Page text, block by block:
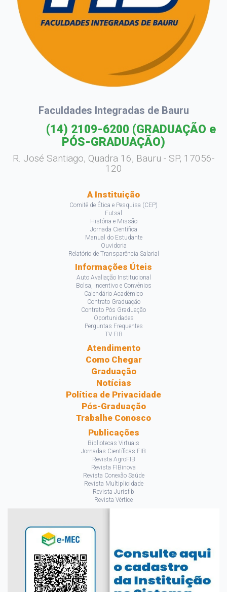
Faculdades Integradas de Bauru
(14) 2109-6200 (GRADUAÇÃO e
PÓS-GRADUAÇÃO)
R. José Santiago, Quadra 16, Bauru - SP, 17056-
120
A Instituição
Comitê de Ética e Pesquisa (CEP)
Futsal
História e Missão
Jornada Científica
Manual do Estudante
Ouvidoria
Relatório de Transparência Salarial
Informações Úteis
Auto Avaliação Institucional
Bolsa, Incentivo e Convênios
Calendário Acadêmico
Contrato Graduação
Contrato Pós Graduação
Oportunidades
Perguntas Frequentes
TV FIB
Atendimento
Como Chegar
Graduação
Notícias
Política de Privacidade
Pós-Graduação
Trabalhe Conosco
Publicações
Bibliotecas Virtuais
Jornadas Científicas FIB
Revista AgroFIB
Revista FIBinova
Revista Conexão Saúde
Revista Multiplicidade
Revista Jurisfib
Revista Vértice